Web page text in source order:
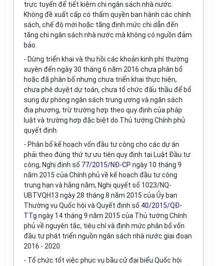
trực tuyến để tiết kiệm chi ngân sách nhà nước.
Không đề xuất cấp có thẩm quyền ban hành các chính
sách, chế độ mới hoặc tăng định mức chi dẫn đến
tăng chi ngân sách nhà nước mà không có nguồn đảm
bảo.
- Dừng triển khai và thu hồi các khoản kinh phí thường
xuyên đến ngày 30 tháng 6 năm 2016 chưa phân bổ
hoặc đã phân bổ nhưng chưa triển khai thực hiện,
chưa phê duyệt dự toán, chưa tổ chức đấu thầu để bổ
sung dự phòng ngân sách trung ương và ngân sách
địa phương, trừ trường hợp theo quy định của pháp
luật và trường hợp đặc biệt do Thủ tướng Chính phủ
quyết định.
- Phân bổ kế hoạch vốn đầu tư công cho các dự án
phải theo đúng thứ tự ưu tiên quy định tại Luật Đầu tư
công, Nghị định số 77/2015/NĐ-CP ngày 10 tháng 9
năm 2015 của Chính phủ về kế hoạch đầu tư công
trung hạn và hằng năm, Nghị quyết số 1023/NQ-
UBTVQH13 ngày 28 tháng 8 năm 2015 của Ủy ban
Thường vụ Quốc hội và Quyết định số 40/2015/QĐ-
TTg ngày 14 tháng 9 năm 2015 của Thủ tướng Chính
phủ về nguyên tắc, tiêu chí và định mức phân bổ vốn
đầu tư phát triển nguồn ngân sách nhà nước giai đoạn
2016 - 2020.
- Tổ chức tốt việc phục vụ bầu cử đại biểu Quốc hội